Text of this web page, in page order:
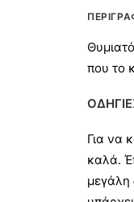
που το
Για να
καλά.
μεγάλη